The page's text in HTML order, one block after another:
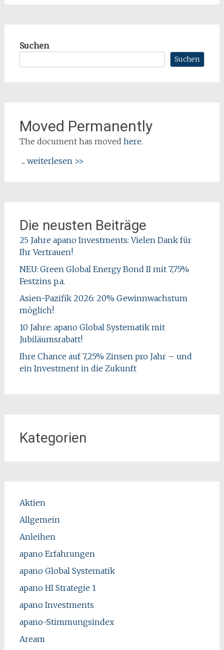
Suchen
Suchen
Moved Permanently
The document has moved here.
... weiterlesen >>
Die neusten Beiträge
25 Jahre apano Investments: Vielen Dank für
Ihr Vertrauen!
NEU: Green Global Energy Bond II mit 7,75%
Festzins p.a.
Asien-Pazifik 2026: 20% Gewinnwachstum
möglich!
10 Jahre: apano Global Systematik mit
Jubiläumsrabatt!
Ihre Chance auf 7,25% Zinsen pro Jahr – und
ein Investment in die Zukunft
Kategorien
Aktien
Allgemein
Anleihen
apano Erfahrungen
apano Global Systematik
apano HI Strategie 1
apano Investments
apano-Stimmungsindex
Aream